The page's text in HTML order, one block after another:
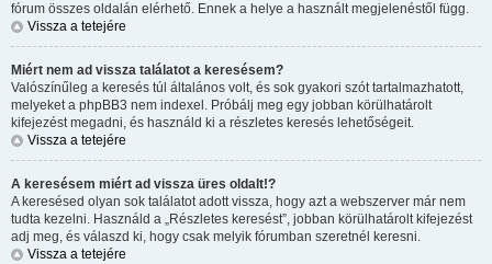
fórum összes oldalán elérhető. Ennek a helye a használt megjelenéstől függ.
Vissza a tetejére
Miért nem ad vissza találatot a keresésem?
Valószínűleg a keresés túl általános volt, és sok gyakori szót tartalmazhatott,
melyeket a phpBB3 nem indexel. Próbálj meg egy jobban körülhatárolt
kifejezést megadni, és használd ki a részletes keresés lehetőségeit.
Vissza a tetejére
A keresésem miért ad vissza üres oldalt!?
A keresésed olyan sok találatot adott vissza, hogy azt a webszerver már nem
tudta kezelni. Használd a „Részletes keresést”, jobban körülhatárolt kifejezést
adj meg, és válaszd ki, hogy csak melyik fórumban szeretnél keresni.
Vissza a tetejére